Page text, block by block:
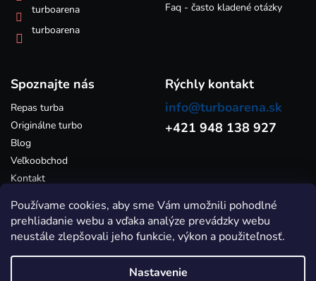
Používame cookies, aby sme Vám umožnili pohodlné
prehliadanie webu a vďaka analýze prevádzky webu
neustále zlepšovali jeho funkcie, výkon a použiteľnosť.
Nastavenie
turboarena
turboarena
Faq - často kladené otázky
Spoznajte nás
Repas turba
Originálne turbo
Blog
Veľkoobchod
Kontakt
Rýchly kontakt
info@turboarena.sk
+421 948 138 927